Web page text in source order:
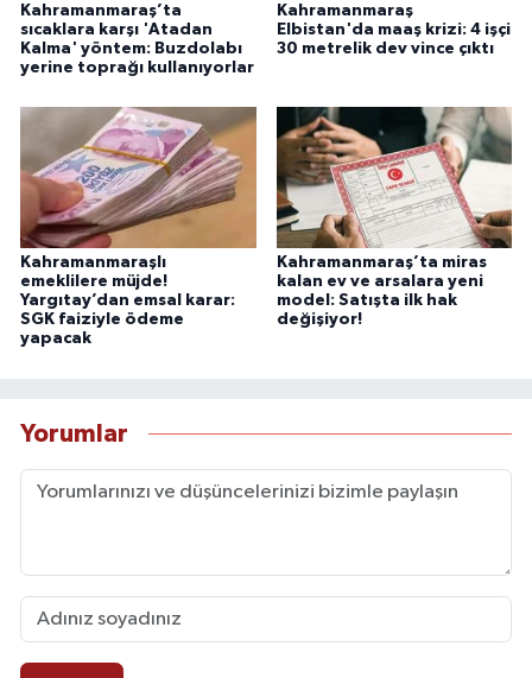
Kahramanmaraş’ta
sıcaklara karşı 'Atadan
Kalma' yöntem: Buzdolabı
yerine toprağı kullanıyorlar
Kahramanmaraş
Elbistan'da maaş krizi: 4 işçi
30 metrelik dev vince çıktı
Kahramanmaraşlı
emeklilere müjde!
Yargıtay’dan emsal karar:
SGK faiziyle ödeme
yapacak
Kahramanmaraş’ta miras
kalan ev ve arsalara yeni
model: Satışta ilk hak
değişiyor!
Yorumlar